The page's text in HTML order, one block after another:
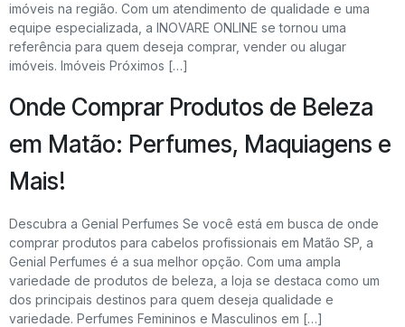
imóveis na região. Com um atendimento de qualidade e uma
equipe especializada, a INOVARE ONLINE se tornou uma
referência para quem deseja comprar, vender ou alugar
imóveis. Imóveis Próximos […]
Onde Comprar Produtos de Beleza
em Matão: Perfumes, Maquiagens e
Mais!
Descubra a Genial Perfumes Se você está em busca de onde
comprar produtos para cabelos profissionais em Matão SP, a
Genial Perfumes é a sua melhor opção. Com uma ampla
variedade de produtos de beleza, a loja se destaca como um
dos principais destinos para quem deseja qualidade e
variedade. Perfumes Femininos e Masculinos em […]